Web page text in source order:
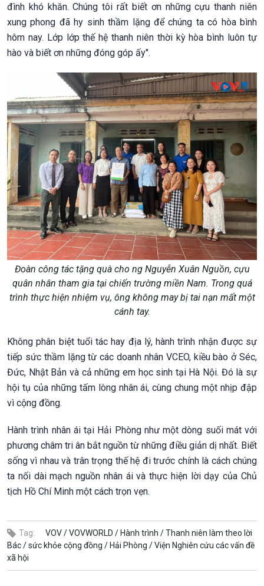
đình khó khăn. Chúng tôi rất biết ơn những cựu thanh niên
xung phong đã hy sinh thầm lặng để chúng ta có hòa bình
hôm nay. Lớp lớp thế hệ thanh niên thời kỳ hòa bình luôn tự
hào và biết ơn những đóng góp ấy".
Đoàn công tác tặng quà cho ng Nguyễn Xuân Nguồn, cựu
quân nhân tham gia tại chiến trường miền Nam. Trong quá
trình thực hiện nhiệm vụ, ông không may bị tai nạn mất một
cánh tay.
Không phân biệt tuổi tác hay địa lý, hành trình nhận được sự
tiếp sức thầm lặng từ các doanh nhân VCEO, kiều bào ở Séc,
Đức, Nhật Bản và cả những em học sinh tại Hà Nội. Đó là sự
hội tụ của những tấm lòng nhân ái, cùng chung một nhịp đập
vì cộng đồng.
Hành trình nhân ái tại Hải Phòng như một dòng suối mát với
phương châm tri ân bắt nguồn từ những điều giản dị nhất. Biết
sống vì nhau và trân trọng thế hệ đi trước chính là cách chúng
ta nối dài mạch nguồn nhân ái và thực hiện lời dạy của Chủ
tịch Hồ Chí Minh một cách trọn vẹn.
Tag: VOV /VOVWORLD /Hành trình /Thanh niên làm theo lời
Bác /sức khỏe cộng đồng /Hải Phòng /Viện Nghiên cứu các vấn đề
xã hội